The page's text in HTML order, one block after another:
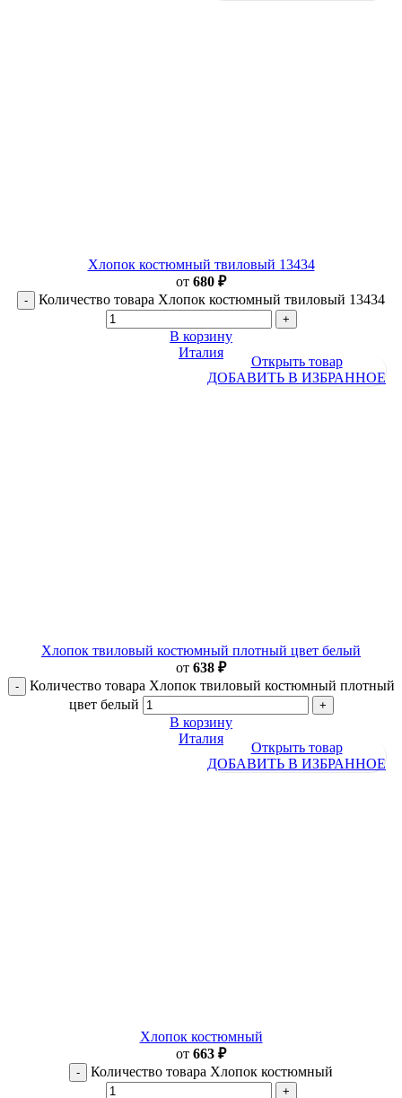
Хлопок костюмный твиловый 13434
от 680 ₽
Количество товара Хлопок костюмный твиловый 13434
В корзину
Италия
Открыть товар
ДОБАВИТЬ В ИЗБРАННОЕ
Хлопок твиловый костюмный плотный цвет белый
от 638 ₽
Количество товара Хлопок твиловый костюмный плотный
цвет белый
В корзину
Италия
Открыть товар
ДОБАВИТЬ В ИЗБРАННОЕ
Хлопок костюмный
от 663 ₽
Количество товара Хлопок костюмный